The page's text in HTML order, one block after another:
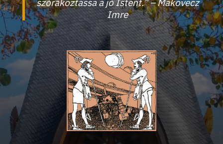
szórakoztassa a jó Istent.” – Makovecz
Imre